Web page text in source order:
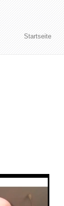
Startseite